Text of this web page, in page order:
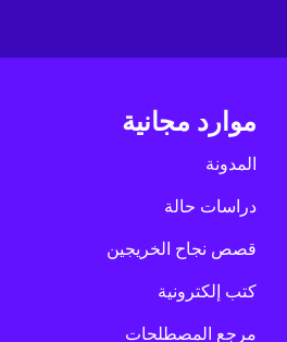
موارد مجانية
المدونة
دراسات حالة
قصص نجاح الخريجين
كتب إلكترونية
مرجع المصطلحات